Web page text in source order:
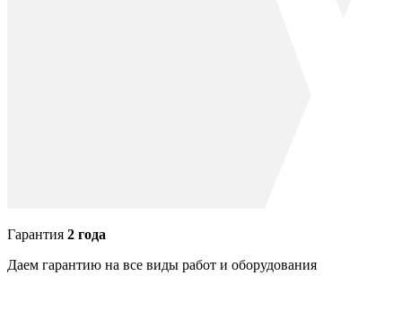
Гарантия 2 года
Даем гарантию на все виды работ и оборудования